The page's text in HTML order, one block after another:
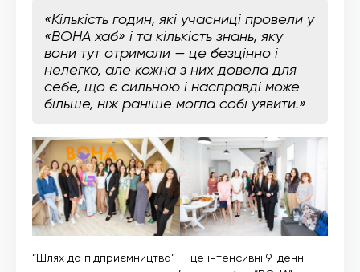
«Кількість годин, які учасниці провели у
«ВОНА хаб» і та кількість знань, яку
вони тут отримали — це безцінно і
нелегко, але кожна з них довела для
себе, що є сильною і насправді може
більше, ніж раніше могла собі уявити.»
“Шлях до підприємництва” — це інтенсивні 9-денні